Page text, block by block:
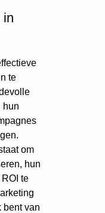
in
te
hun
om
hun
te
bent van